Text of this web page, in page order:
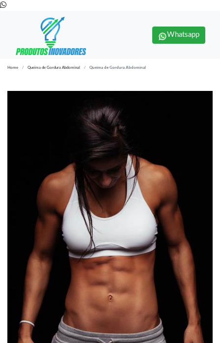
Whatsapp
Home Queima de Gordura Abdominal Queima de Gordura Abdominal